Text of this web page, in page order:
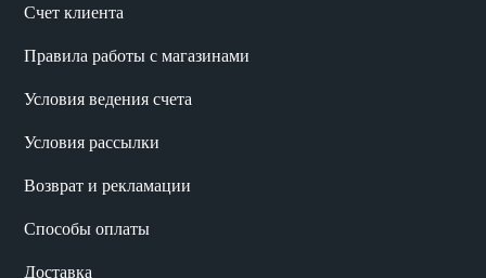
Счет клиента
Правила работы с магазинами
Условия ведения счета
Условия рассылки
Возврат и рекламации
Способы оплаты
Доставка